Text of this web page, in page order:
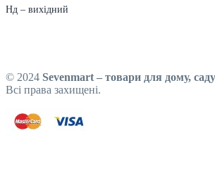
Нд – вихідний
© 2024 Sevenmart – товари для дому,
Всі права захищені.